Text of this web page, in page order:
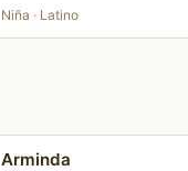
Niña · Latino
Arminda